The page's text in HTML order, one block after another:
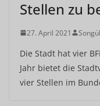
Stellen zu
27. April 2021
Die Stadt hat vier
Jahr bietet die
vier Stellen im